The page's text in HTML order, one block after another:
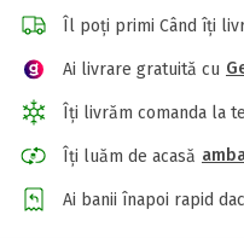
Îl poți primi Când îți
Ai livrare gratuită cu
Îți livrăm comanda la
Îți luăm de acasă
Ai banii înapoi rapid